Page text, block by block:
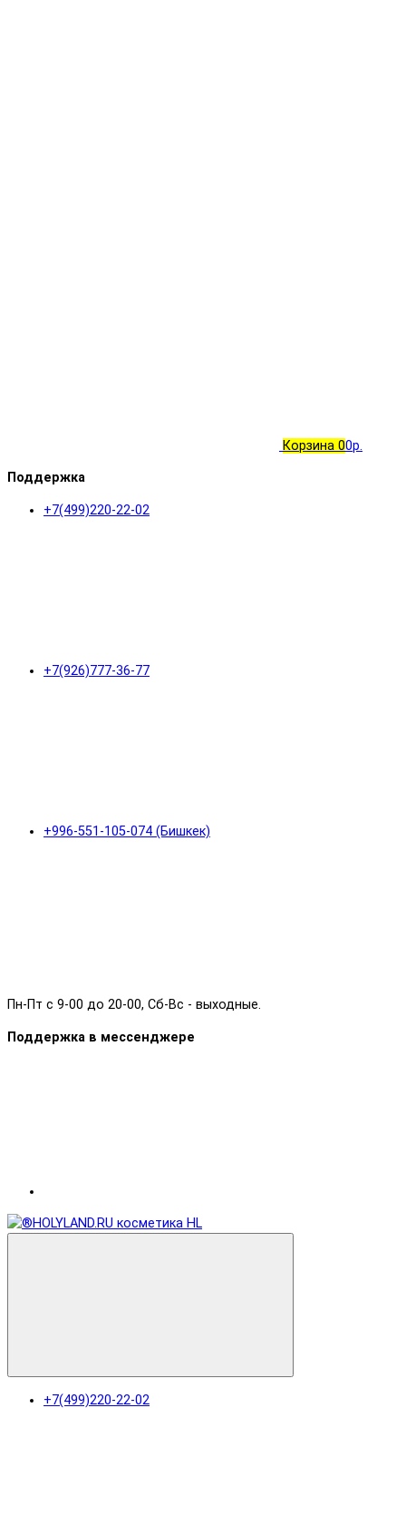
Корзина 00р.
Поддержка
+7(499)220-22-02
+7(926)777-36-77
+996-551-105-074 (Бишкек)
Пн-Пт с 9-00 до 20-00, Сб-Вс - выходные.
Поддержка в мессенджере
+7(499)220-22-02